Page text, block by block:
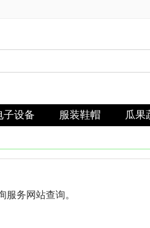
子设备 服装鞋帽 瓜果
服务网站查询。